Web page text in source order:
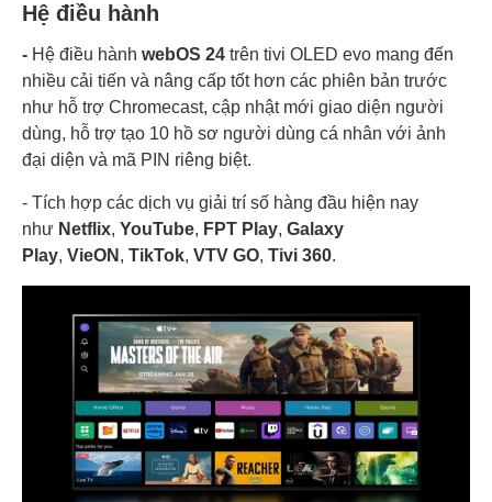
Hệ điều hành
- Hệ điều hành webOS 24 trên tivi OLED evo mang đến
nhiều cải tiến và nâng cấp tốt hơn các phiên bản trước
như hỗ trợ Chromecast, cập nhật mới giao diện người
dùng, hỗ trợ tạo 10 hồ sơ người dùng cá nhân với ảnh
đại diện và mã PIN riêng biệt.
- Tích hợp các dịch vụ giải trí số hàng đầu hiện nay
như Netflix, YouTube, FPT Play, Galaxy
Play, VieON , TikTok, VTV GO, Tivi 360.